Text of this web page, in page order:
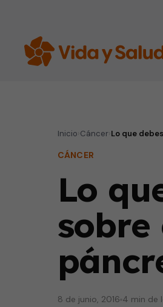
Inicio Cáncer› Lo que
CÁNCER
Lo
sobre
8 de junio, 2016 4 min de